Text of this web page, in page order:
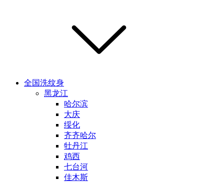
全国洗纹身
黑龙江
哈尔滨
大庆
绥化
齐齐哈尔
牡丹江
鸡西
七台河
佳木斯